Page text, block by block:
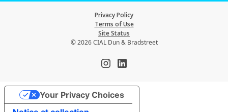
© 2026 CIAL Dun & Bradstreet
Privacy Policy
Terms of Use
Site Status
Your Privacy Choices